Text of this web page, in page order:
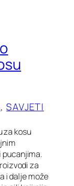
, SAVJETI
za kosu
za
i dalje može